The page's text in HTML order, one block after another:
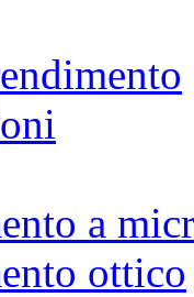
a
ottico